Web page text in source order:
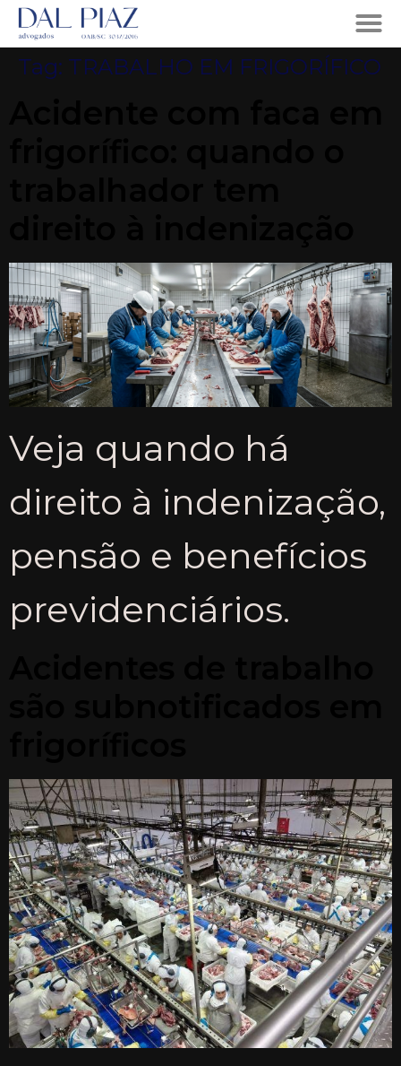
Tag: TRABALHO EM FRIGORÍFICO
Veja quando há
direito à indenização,
pensão e benefícios
previdenciários.